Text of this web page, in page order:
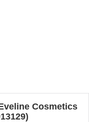
Cosmetics